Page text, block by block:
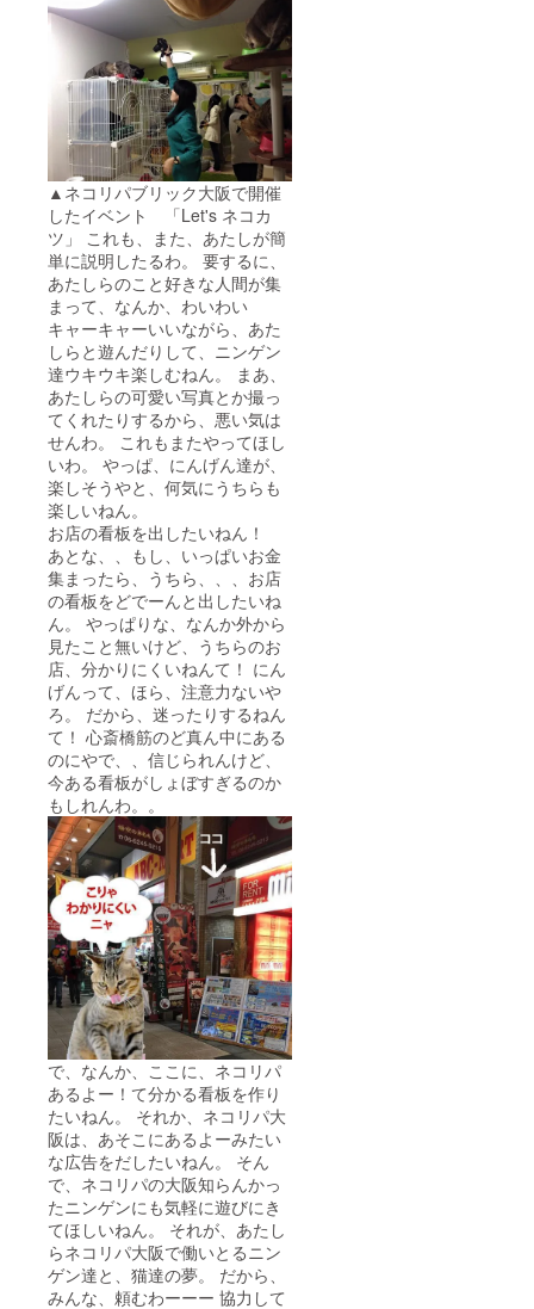
▲ネコリパブリック大阪で開催
したイベント 「Let's ネコカ
ツ」 これも、また、あたしが簡
単に説明したるわ。 要するに、
あたしらのこと好きな人間が集
まって、なんか、わいわい
キャーキャーいいながら、あた
しらと遊んだりして、ニンゲン
達ウキウキ楽しむねん。 まあ、
あたしらの可愛い写真とか撮っ
てくれたりするから、悪い気は
せんわ。 これもまたやってほし
いわ。 やっぱ、にんげん達が、
楽しそうやと、何気にうちらも
楽しいねん。
お店の看板を出したいねん！
あとな、、もし、いっぱいお金
集まったら、うちら、、、お店
の看板をどでーんと出したいね
ん。 やっぱりな、なんか外から
見たこと無いけど、うちらのお
店、分かりにくいねんて！ にん
げんって、ほら、注意力ないや
ろ。 だから、迷ったりするねん
て！ 心斎橋筋のど真ん中にある
のにやで、、信じられんけど、
今ある看板がしょぼすぎるのか
もしれんわ。。
で、なんか、ここに、ネコリパ
あるよー！て分かる看板を作り
たいねん。 それか、ネコリパ大
阪は、あそこにあるよーみたい
な広告をだしたいねん。 そん
で、ネコリパの大阪知らんかっ
たニンゲンにも気軽に遊びにき
てほしいねん。 それが、あたし
らネコリパ大阪で働いとるニン
ゲン達と、猫達の夢。 だから、
みんな、頼むわーーー 協力して